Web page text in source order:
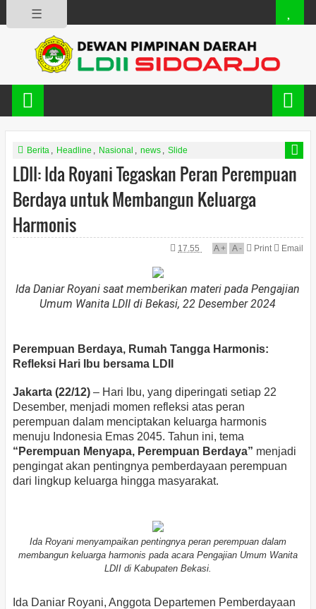
☰
Berita , Headline , Nasional , news , Slide
LDII: Ida Royani Tegaskan Peran Perempuan
Berdaya untuk Membangun Keluarga
Harmonis
17.55 A+ A- Print Email
Ida Daniar Royani saat memberikan materi pada Pengajian
Umum Wanita LDII di Bekasi, 22 Desember 2024
Perempuan Berdaya, Rumah Tangga Harmonis:
Refleksi Hari Ibu bersama LDII
Jakarta (22/12)– Hari Ibu, yang diperingati setiap 22
Desember, menjadi momen refleksi atas peran
perempuan dalam menciptakan keluarga harmonis
menuju Indonesia Emas 2045. Tahun ini, tema
“Perempuan Menyapa, Perempuan Berdaya” menjadi
pengingat akan pentingnya pemberdayaan perempuan
dari lingkup keluarga hingga masyarakat.
Ida Royani menyampaikan pentingnya peran perempuan dalam
membangun keluarga harmonis pada acara Pengajian Umum Wanita
LDII di Kabupaten Bekasi.
Ida Daniar Royani, Anggota Departemen Pemberdayaan